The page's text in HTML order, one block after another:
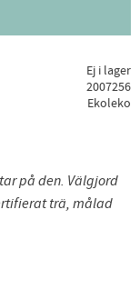
Ej i lager
2007256
Ekoleko
på den. Välgjord
trä, målad